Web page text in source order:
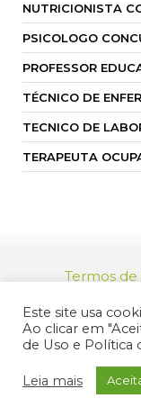
NUTRICIONISTA
PSICOLOGO
PROFESSOR
TÉCNICO DE
TECNICO DE
TERAPEUTA
Termos
Endereço:
Este site usa
Ao clicar em
de Uso e Política
Leia mais